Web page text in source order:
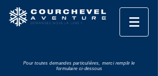
Pour toutes demandes particulières, merci remplir le
formulaire ci-dessous